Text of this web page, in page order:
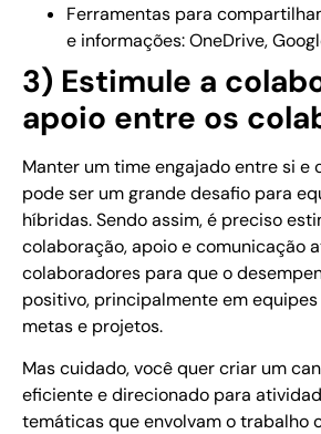
Ferramentas para
e informações: OneDrive,
3) Estimule a
apoio entre os
Manter um time engajado entre si e
pode ser um grande desafio para
híbridas. Sendo assim, é preciso
colaboração, apoio e comunicação
colaboradores para que o
positivo, principalmente em
metas e projetos.
Mas cuidado, você quer criar um
eficiente e direcionado para
temáticas que envolvam o trabalho